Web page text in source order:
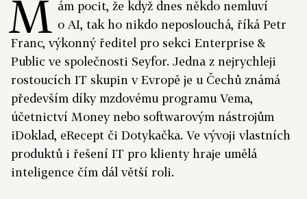
M ám pocit, že když dnes někdo nemluví
o AI, tak ho nikdo neposlouchá, říká Petr
Franc, výkonný ředitel pro sekci Enterprise &
Public ve společnosti Seyfor. Jedna z nejrychleji
rostoucích IT skupin v Evropě je u Čechů známá
především díky mzdovému programu Vema,
účetnictví Money nebo softwarovým nástrojům
iDoklad, eRecept či Dotykačka. Ve vývoji vlastních
produktů i řešení IT pro klienty hraje umělá
inteligence čím dál větší roli.